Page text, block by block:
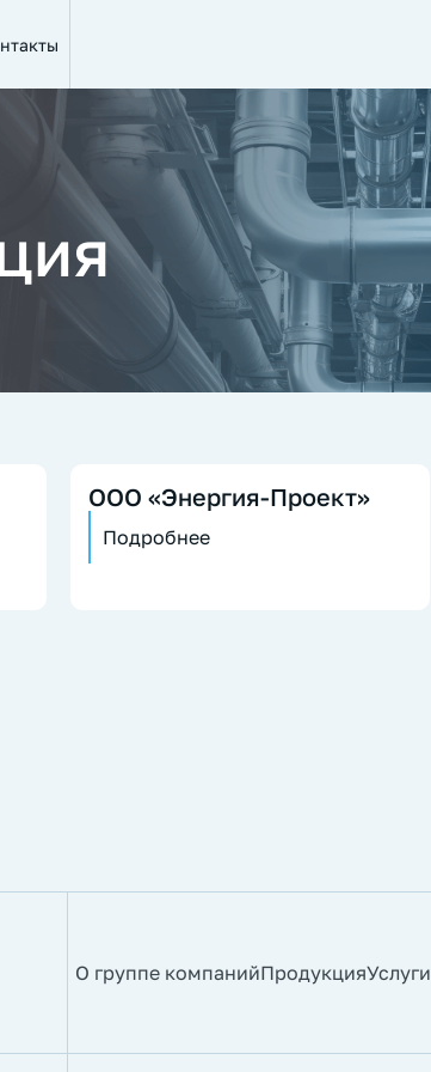
ООО «Энергия-Проект»
Подробнее
О группе компанийПродукцияУслуги